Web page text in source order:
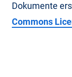
Dokumente
Commons